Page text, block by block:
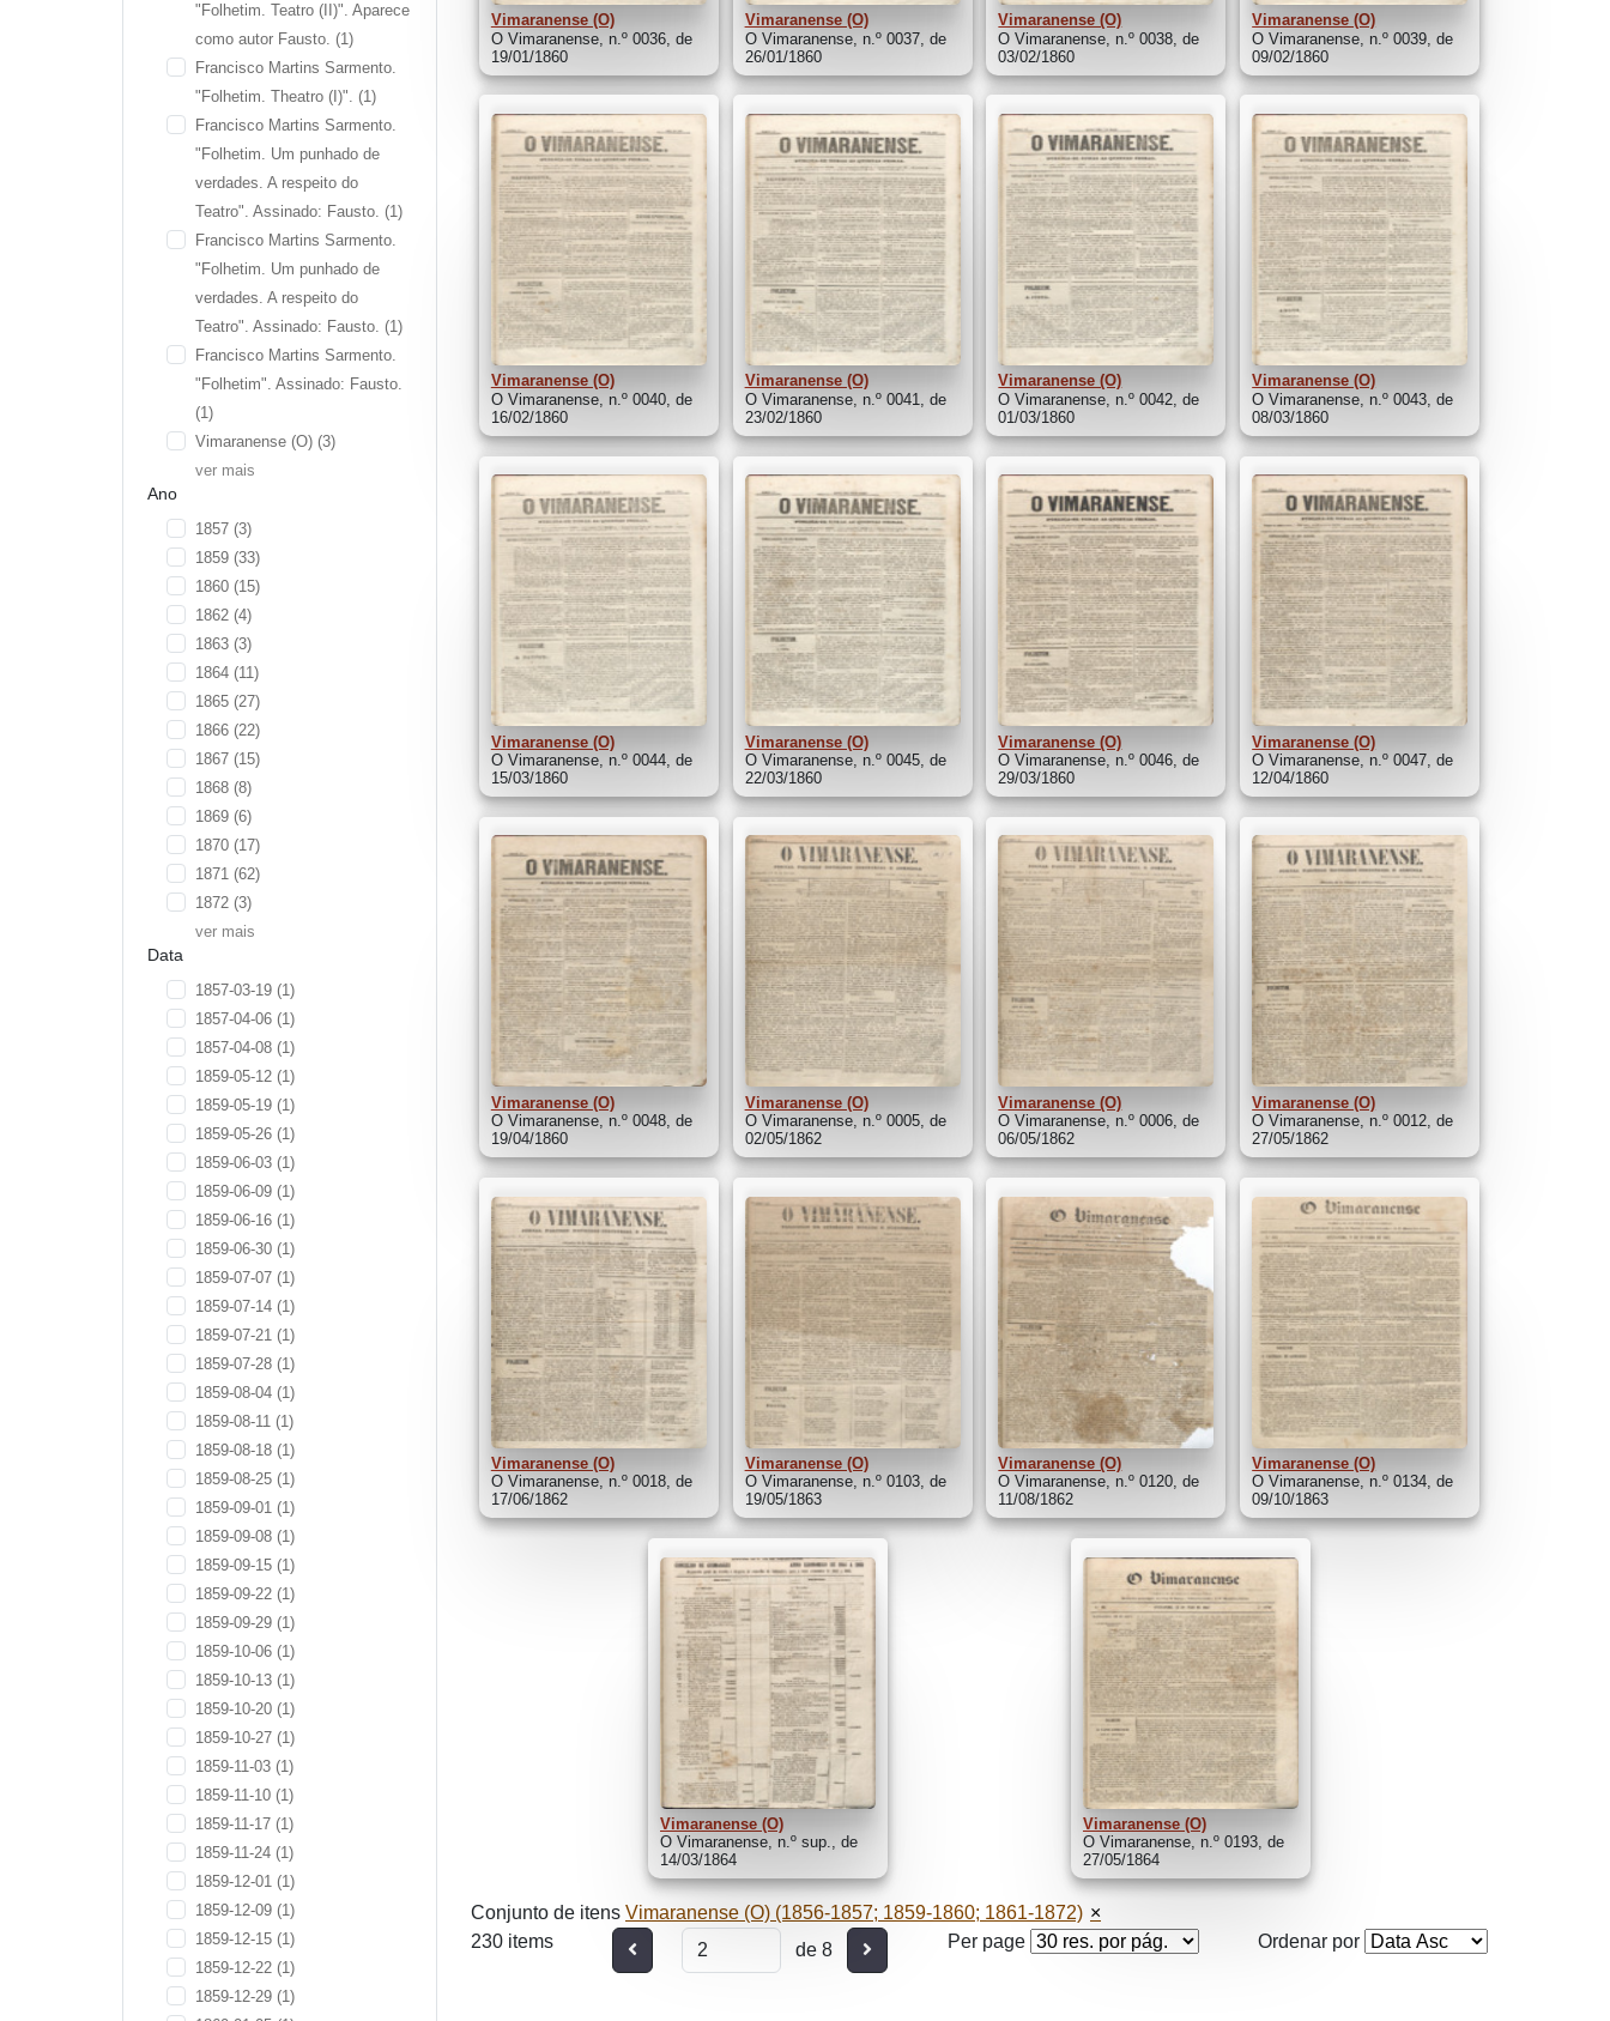
"Folhetim. Teatro (II)". Aparece
como autor Fausto. (1)
Francisco Martins Sarmento.
"Folhetim. Theatro (I)". (1)
Francisco Martins Sarmento.
"Folhetim. Um punhado de
verdades. A respeito do
Teatro". Assinado: Fausto. (1)
Francisco Martins Sarmento.
"Folhetim. Um punhado de
verdades. A respeito do
Teatro". Assinado: Fausto. (1)
Francisco Martins Sarmento.
"Folhetim". Assinado: Fausto.
(1)
Vimaranense (O) (3)
ver mais
Ano
1857 (3)
1859 (33)
1860 (15)
1862 (4)
1863 (3)
1864 (11)
1865 (27)
1866 (22)
1867 (15)
1868 (8)
1869 (6)
1870 (17)
1871 (62)
1872 (3)
ver mais
Data
1857-03-19 (1)
1857-04-06 (1)
1857-04-08 (1)
1859-05-12 (1)
1859-05-19 (1)
1859-05-26 (1)
1859-06-03 (1)
1859-06-09 (1)
1859-06-16 (1)
1859-06-30 (1)
1859-07-07 (1)
1859-07-14 (1)
1859-07-21 (1)
1859-07-28 (1)
1859-08-04 (1)
1859-08-11 (1)
1859-08-18 (1)
1859-08-25 (1)
1859-09-01 (1)
1859-09-08 (1)
1859-09-15 (1)
1859-09-22 (1)
1859-09-29 (1)
1859-10-06 (1)
1859-10-13 (1)
1859-10-20 (1)
1859-10-27 (1)
1859-11-03 (1)
1859-11-10 (1)
1859-11-17 (1)
1859-11-24 (1)
1859-12-01 (1)
1859-12-09 (1)
1859-12-15 (1)
1859-12-22 (1)
1859-12-29 (1)
Vimaranense (O)
O Vimaranense, n.º 0036, de
19/01/1860
Vimaranense (O)
O Vimaranense, n.º 0037, de
26/01/1860
Vimaranense (O)
O Vimaranense, n.º 0038, de
03/02/1860
Vimaranense (O)
O Vimaranense, n.º 0039, de
09/02/1860
Vimaranense (O)
O Vimaranense, n.º 0040, de
16/02/1860
Vimaranense (O)
O Vimaranense, n.º 0041, de
23/02/1860
Vimaranense (O)
O Vimaranense, n.º 0042, de
01/03/1860
Vimaranense (O)
O Vimaranense, n.º 0043, de
08/03/1860
Vimaranense (O)
O Vimaranense, n.º 0044, de
15/03/1860
Vimaranense (O)
O Vimaranense, n.º 0045, de
22/03/1860
Vimaranense (O)
O Vimaranense, n.º 0046, de
29/03/1860
Vimaranense (O)
O Vimaranense, n.º 0047, de
12/04/1860
Vimaranense (O)
O Vimaranense, n.º 0048, de
19/04/1860
Vimaranense (O)
O Vimaranense, n.º 0005, de
02/05/1862
Vimaranense (O)
O Vimaranense, n.º 0006, de
06/05/1862
Vimaranense (O)
O Vimaranense, n.º 0012, de
27/05/1862
Vimaranense (O)
O Vimaranense, n.º 0018, de
17/06/1862
Vimaranense (O)
O Vimaranense, n.º 0103, de
19/05/1863
Vimaranense (O)
O Vimaranense, n.º 0120, de
11/08/1862
Vimaranense (O)
O Vimaranense, n.º 0134, de
09/10/1863
Vimaranense (O)
O Vimaranense, n.º sup., de
14/03/1864
Vimaranense (O)
O Vimaranense, n.º 0193, de
27/05/1864
Conjunto de itens Vimaranense (O) (1856-1857; 1859-1860; 1861-1872)
230 items
Anterior de 8 Per page Ordenar por